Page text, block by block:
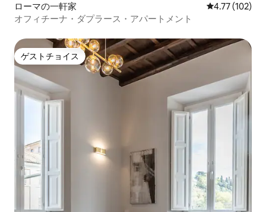
ローマの一軒家 レビュー102
4.77 (102)
オフィチーナ・ダプラース・アパートメント
ゲストチョイス
ゲストチョイス